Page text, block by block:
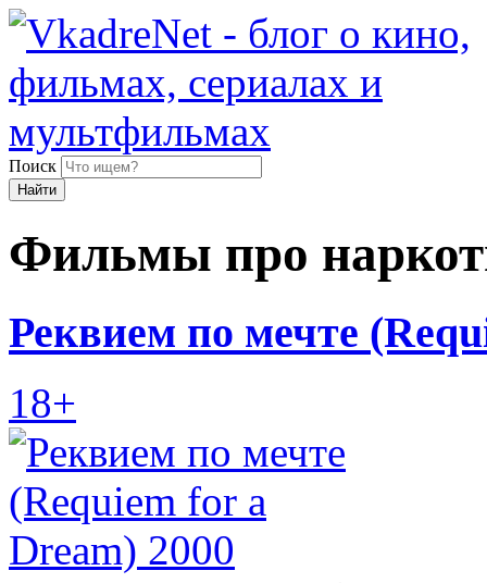
Поиск
Найти
Фильмы про
Реквием по мечте
18+